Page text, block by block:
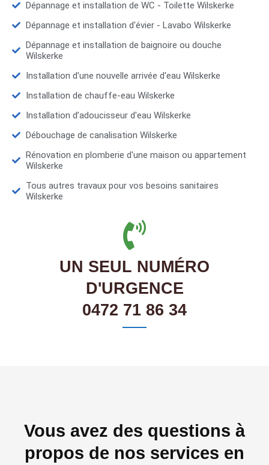
Dépannage et installation de WC - Toilette Wilskerke
Dépannage et installation d'évier - Lavabo Wilskerke
Dépannage et installation de baignoire ou douche
Wilskerke
Installation d'une nouvelle arrivée d'eau Wilskerke
Installation de chauffe-eau Wilskerke
Installation d’adoucisseur d'eau Wilskerke
Débouchage de canalisation Wilskerke
Rénovation en plomberie d'une maison ou appartement
Wilskerke
Tous autres travaux pour vos besoins sanitaires
Wilskerke
UN SEUL NUMÉRO
D'URGENCE
0472 71 86 34
Vous avez des questions à
propos de nos services en